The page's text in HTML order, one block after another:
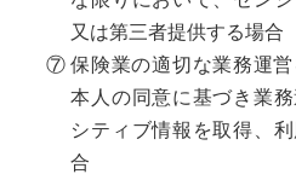
又は第三者提供する場合
⑦ 保険業の適切な業務運
本人の同意に基づき業
シティブ情報を取得、
合